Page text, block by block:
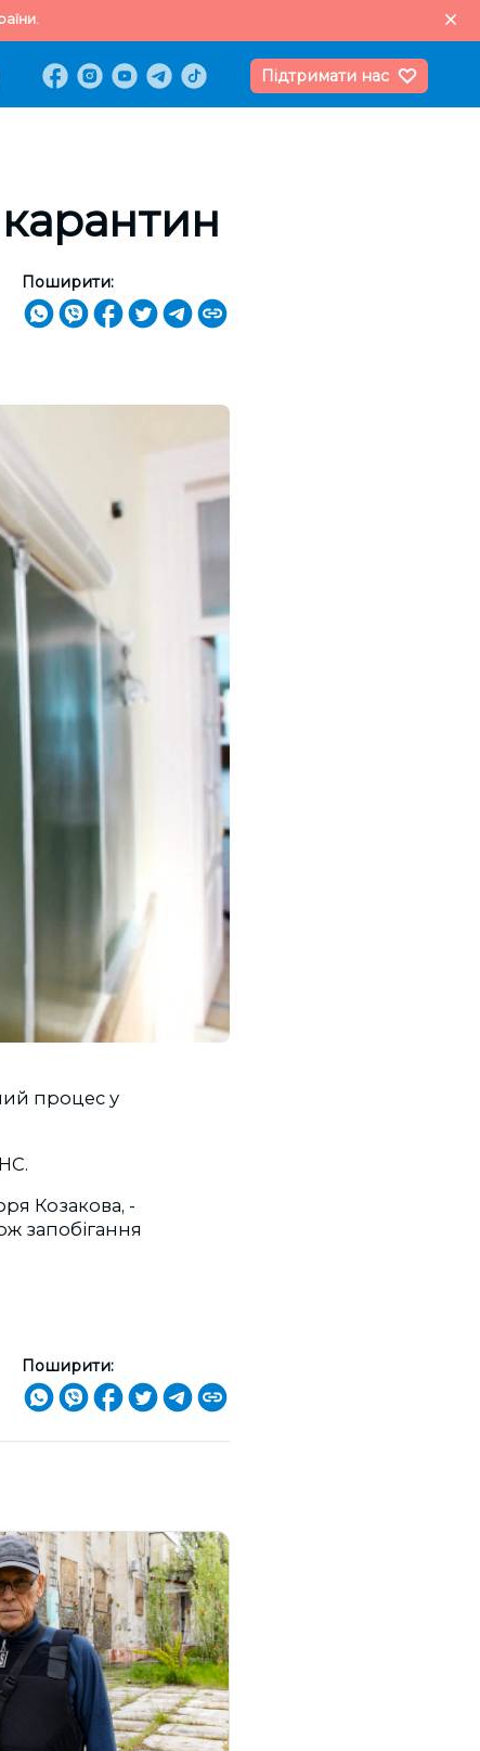
Підтримати нас
Поширити:
процес у
Козакова, -
запобігання
Поширити: